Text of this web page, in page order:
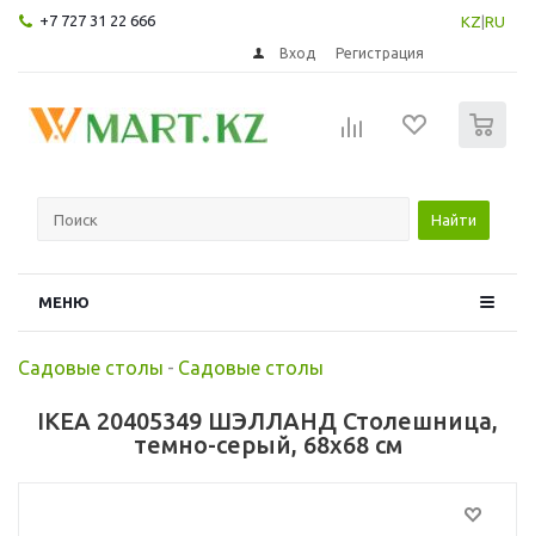
+7 727 31 22 666 KZ RU
Вход Регистрация
Найти
МЕНЮ
Садовые столы - Садовые столы
IKEA 20405349 ШЭЛЛАНД Столешница,
темно-серый, 68x68 см